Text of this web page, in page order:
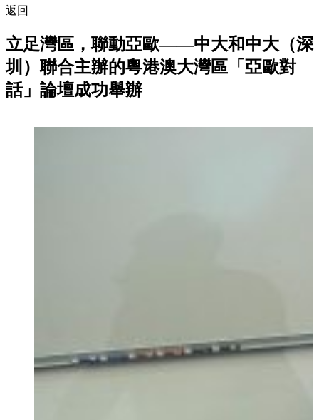
返回
立足灣區，聯動亞歐——中大和中大（深
圳）聯合主辦的粵港澳大灣區「亞歐對
話」論壇成功舉辦